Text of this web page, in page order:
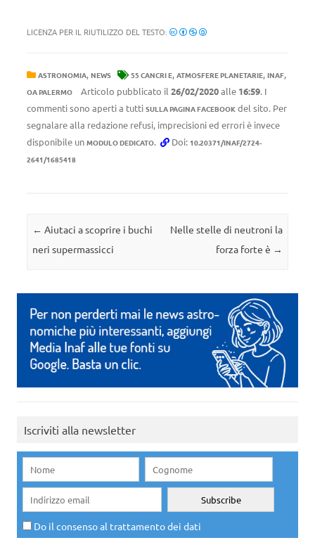
LICENZA PER IL RIUTILIZZO DEL TESTO:
ASTRONOMIA, NEWS 55 CANCRI E, ATMOSFERE PLANETARIE, INAF,
OA PALERMO Articolo pubblicato il 26/02/2020alle 16:59. I
commenti sono aperti a tutti SULLA PAGINA FACEBOOK del sito. Per
segnalare alla redazione refusi, imprecisioni ed errori è invece
disponibile un MODULO DEDICATO. Doi: 10.20371/INAF/2724-
2641/1685418
Navigazione articolo
← Aiutaci a scoprire i buchi
neri supermassicci
Nelle stelle di neutroni la
forza forte è →
Iscriviti alla newsletter
Do il consenso al trattamento dei dati